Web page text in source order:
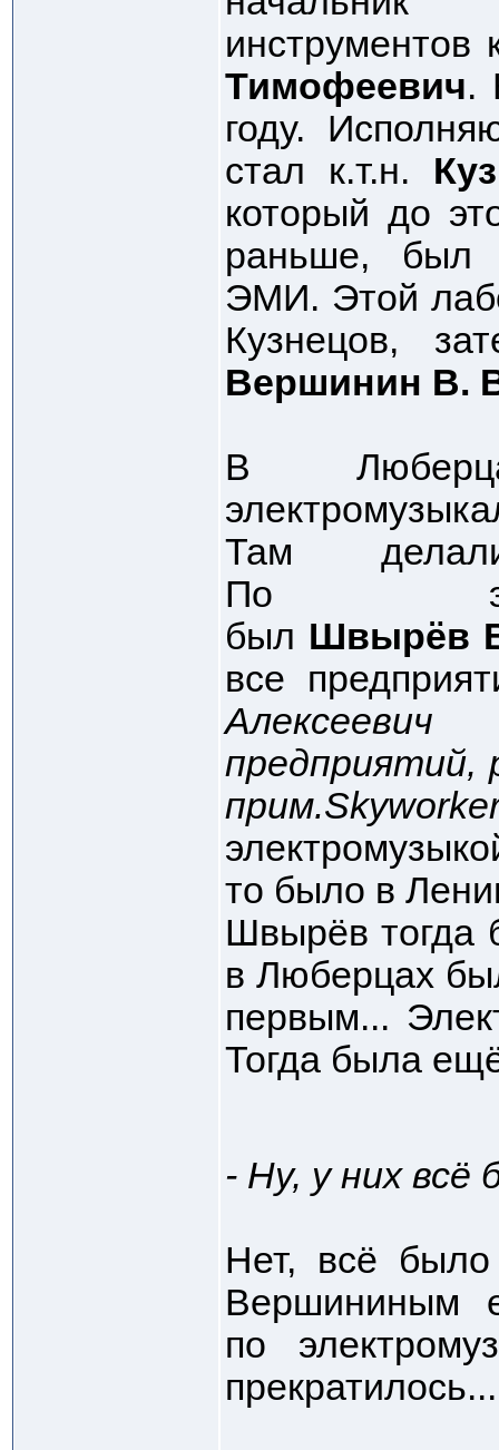
инструментов
Тимофеевич.
году.
стал к.т.н.
который до
раньше, был
ЭМИ. Этой
Кузнецов,
Вершинин В.
В
Там
По
был Швырёв
все
предприятий,
то было в
Швырёв тогда
в Люберцах
первым...
Тогда была
- Ну, у них всё
Нет, всё
Вершининым
по
прекратилось...